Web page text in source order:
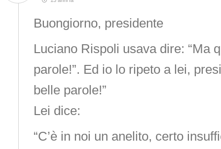
Buongiorno, presidente
Luciano Rispoli usava dire: “Ma
parole!”. Ed io lo ripeto a lei,
belle parole!”
Lei dice:
“C’è in noi un anelito, certo